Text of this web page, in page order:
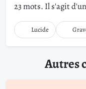
23 mots. Il s'agit
Lucide
Autres